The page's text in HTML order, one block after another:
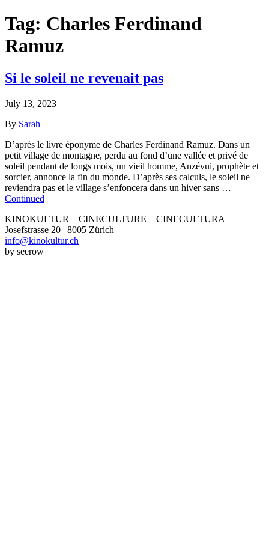
Tag: Charles Ferdinand
Ramuz
Si le soleil ne revenait pas
July 13, 2023
By Sarah
D’après le livre éponyme de Charles Ferdinand Ramuz. Dans un
petit village de montagne, perdu au fond d’une vallée et privé de
soleil pendant de longs mois, un vieil homme, Anzévui, prophète et
sorcier, annonce la fin du monde. D’après ses calculs, le soleil ne
reviendra pas et le village s’enfoncera dans un hiver sans …
Continued
KINOKULTUR – CINECULTURE – CINECULTURA
Josefstrasse 20 | 8005 Zürich
info@kinokultur.ch
by seerow